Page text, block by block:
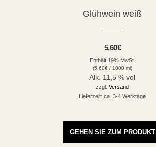
Glühwein weiß
5,60€
Enthält 19% MwSt.
(5,60€/ 1000 ml)
Alk. 11,5 % vol
zzgl.Versand
Lieferzeit: ca. 3-4 Werktage
GEHEN SIE ZUM PRODUKT